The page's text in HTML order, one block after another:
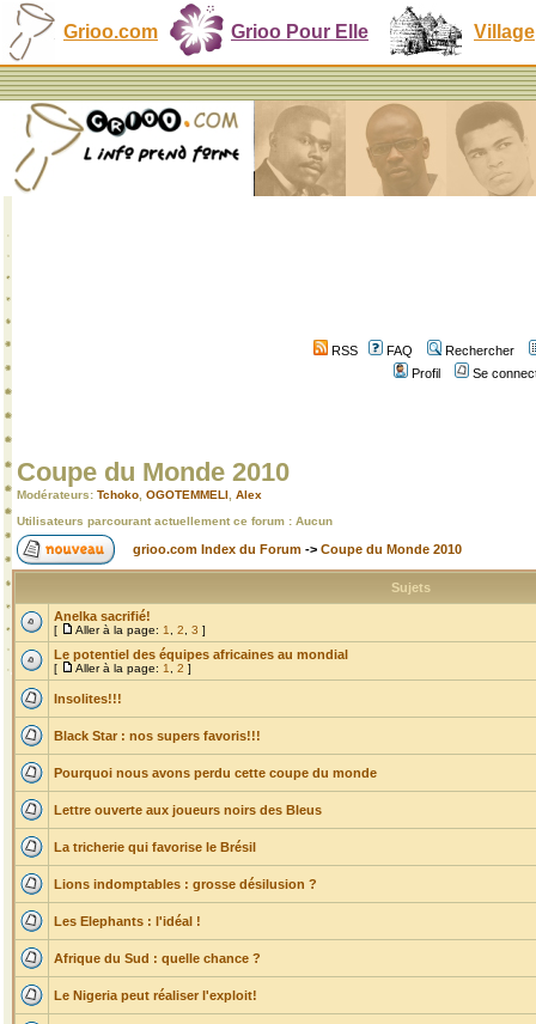
Grioo.com Grioo Pour Elle Village
RSS FAQ
Rechercher
Profil
Se
Coupe du Monde 2010
Modérateurs: Tchoko OGOTEMMELI Alex
Utilisateurs parcourant actuellement ce forum : Aucun
grioo.com Index du Forum -> Coupe du Monde 2010
Sujets
Anelka sacrifié!
[ Aller à la page: 1 2 3 ]
Le potentiel des équipes africaines au mondial
[ Aller à la page: 1 2 ]
Insolites!!!
Black Star : nos supers favoris!!!
Pourquoi nous avons perdu cette coupe du monde
Lettre ouverte aux joueurs noirs des Bleus
La tricherie qui favorise le Brésil
Lions indomptables : grosse désilusion ?
Les Elephants : l'idéal !
Afrique du Sud : quelle chance ?
Le Nigeria peut réaliser l'exploit!